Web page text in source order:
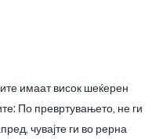
имаат висок шеќерен
По превртувањето, не ги
чувајте ги во рерна